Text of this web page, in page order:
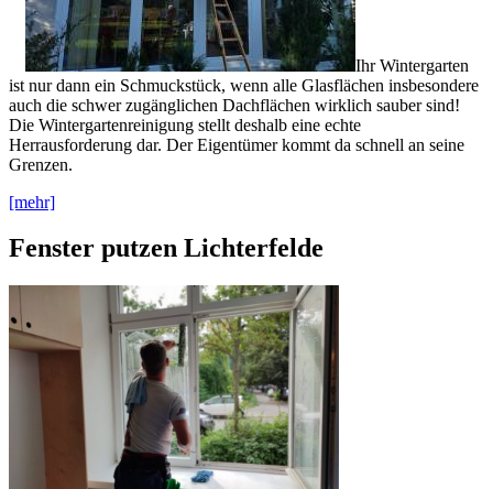
Ihr Wintergarten
ist nur dann ein Schmuckstück, wenn alle Glasflächen insbesondere
auch die schwer zugänglichen Dachflächen wirklich sauber sind!
Die Wintergartenreinigung stellt deshalb eine echte
Herrausforderung dar. Der Eigentümer kommt da schnell an seine
Grenzen.
[mehr]
Fenster putzen Lichterfelde